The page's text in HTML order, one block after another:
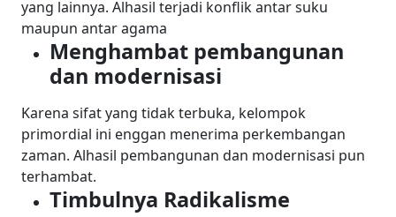
yang lainnya. Alhasil terjadi konflik antar suku
maupun antar agama
Menghambat pembangunan
dan modernisasi
Karena sifat yang tidak terbuka, kelompok
primordial ini enggan menerima perkembangan
zaman. Alhasil pembangunan dan modernisasi pun
terhambat.
Timbulnya Radikalisme